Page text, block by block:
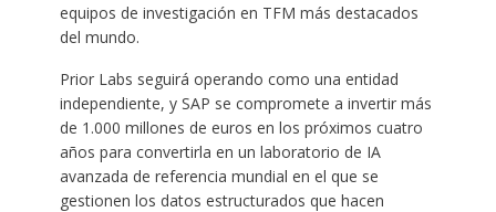
equipos de investigación en TFM más destacados
del mundo.
Prior Labs seguirá operando como una entidad
independiente, y SAP se compromete a invertir más
de 1.000 millones de euros en los próximos cuatro
años para convertirla en un laboratorio de IA
avanzada de referencia mundial en el que se
gestionen los datos estructurados que hacen